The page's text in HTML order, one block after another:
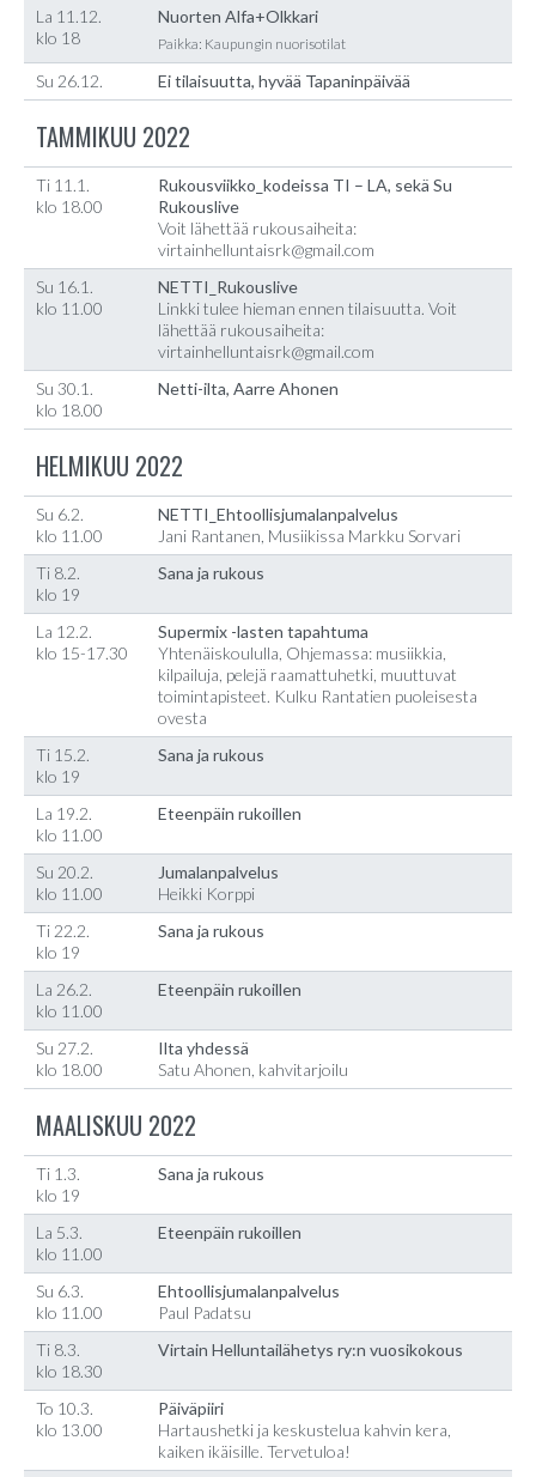
La 11.12.
klo 18
Nuorten Alfa+Olkkari
Paikka: Kaupungin nuorisotilat
Su 26.12. Ei tilaisuutta, hyvää Tapaninpäivää
TAMMIKUU 2022
Ti 11.1.
klo 18.00
Rukousviikko_kodeissa TI – LA, sekä Su
Rukouslive
Voit lähettää rukousaiheita:
virtainhelluntaisrk@gmail.com
Su 16.1.
klo 11.00
NETTI_Rukouslive
Linkki tulee hieman ennen tilaisuutta. Voit
lähettää rukousaiheita:
virtainhelluntaisrk@gmail.com
Su 30.1.
klo 18.00
Netti-ilta, Aarre Ahonen
HELMIKUU 2022
Su 6.2.
klo 11.00
NETTI_Ehtoollisjumalanpalvelus
Jani Rantanen, Musiikissa Markku Sorvari
Ti 8.2.
klo 19
Sana ja rukous
La 12.2.
klo 15-17.30
Supermix -lasten tapahtuma
Yhtenäiskoululla, Ohjemassa: musiikkia,
kilpailuja, pelejä raamattuhetki, muuttuvat
toimintapisteet. Kulku Rantatien puoleisesta
ovesta
Ti 15.2.
klo 19
Sana ja rukous
La 19.2.
klo 11.00
Eteenpäin rukoillen
Su 20.2.
klo 11.00
Jumalanpalvelus
Heikki Korppi
Ti 22.2.
klo 19
Sana ja rukous
La 26.2.
klo 11.00
Eteenpäin rukoillen
Su 27.2.
klo 18.00
Ilta yhdessä
Satu Ahonen, kahvitarjoilu
MAALISKUU 2022
Ti 1.3.
klo 19
Sana ja rukous
La 5.3.
klo 11.00
Eteenpäin rukoillen
Su 6.3.
klo 11.00
Ehtoollisjumalanpalvelus
Paul Padatsu
Ti 8.3.
klo 18.30
Virtain Helluntailähetys ry:n vuosikokous
To 10.3.
klo 13.00
Päiväpiiri
Hartaushetki ja keskustelua kahvin kera,
kaiken ikäisille. Tervetuloa!